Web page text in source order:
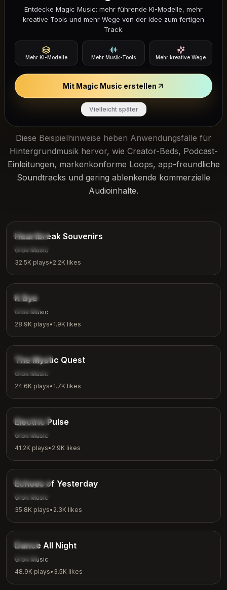
Bewerte deine Tonhoehen-Genauigkeit, indem du
Referenznoten in einem privaten Browser-Test nachsingst.
Probieren Sie Singing Test aus
Wie klingt Mubert Music?
Diese Beispielhinweise heben Anwendungsfälle für
Hintergrundmusik hervor, wie Creator-Beds, Podcast-
Einleitungen, markenkonforme Loops, app-freundliche
Soundtracks und gering ablenkende kommerzielle
Audioinhalte.
Ballad
Emotional
Heartbreak Souvenirs
Grok Music
32.5K plays• 2.2K likes
Indie
Casual
K Bye
Grok Music
28.9K plays• 1.9K likes
Fantasy
Adventure
The Mystic Quest
Grok Music
24.6K plays• 1.7K likes
Electronic
Workout
Electric Pulse
Grok Music
41.2K plays• 2.9K likes
Nostalgic
Reflection
Echoes of Yesterday
Grok Music
35.8K plays• 2.3K likes
Dance
Party
Dance All Night
Grok Music
48.9K plays• 3.5K likes
Entdecke Magic Music: mehr führende KI-Modelle, mehr
kreative Tools und mehr Wege von der Idee zum fertigen
Track.
Mehr KI-Modelle Mehr Musik-Tools Mehr kreative Wege
Mit Magic Music erstellen
Vielleicht später